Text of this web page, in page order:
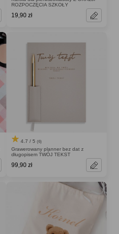
ROZPOCZĘCIA SZKOŁY
19,90 zł
4.7 / 5 (6)
Grawerowany planner bez dat z
długopisem TWÓJ TEKST
99,90 zł